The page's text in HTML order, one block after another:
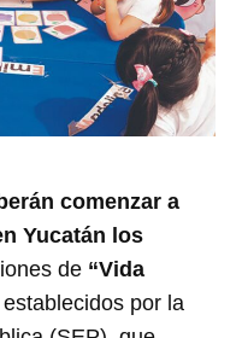
comenzar a
Yucatán los
de “Vida
por la